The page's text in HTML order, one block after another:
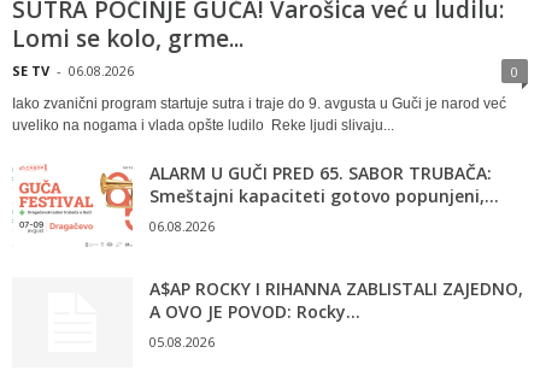
SUTRA POČINJE GUČA! Varošica već u ludilu:
Lomi se kolo, grme...
SE TV - 06.08.2026 0
Iako zvanični program startuje sutra i traje do 9. avgusta u Guči je narod već
uveliko na nogama i vlada opšte ludilo Reke ljudi slivaju...
ALARM U GUČI PRED 65. SABOR TRUBAČA:
Smeštajni kapaciteti gotovo popunjeni,...
06.08.2026
A$AP ROCKY I RIHANNA ZABLISTALI ZAJEDNO,
A OVO JE POVOD: Rocky...
05.08.2026